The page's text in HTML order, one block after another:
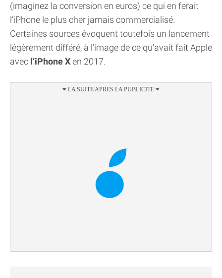
(imaginez la conversion en euros) ce qui en ferait
l’iPhone le plus cher jamais commercialisé.
Certaines sources évoquent toutefois un lancement
légèrement différé, à l’image de ce qu’avait fait Apple
avec l’iPhone Xen 2017.